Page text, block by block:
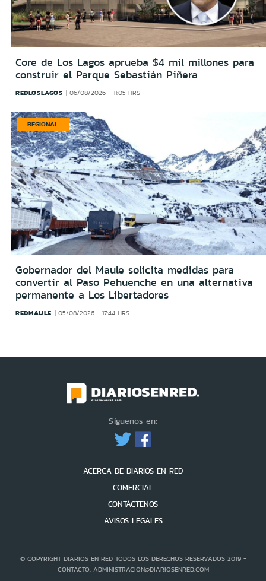
Core de Los Lagos aprueba $4 mil millones para
construir el Parque Sebastián Piñera
REDLOSLAGOS 06/08/2026 - 11:05 HRS
REGIONAL
Gobernador del Maule solicita medidas para
convertir al Paso Pehuenche en una alternativa
permanente a Los Libertadores
REDMAULE 05/08/2026 - 17:44 HRS
Síguenos en:
ACERCA DE DIARIOS EN RED
COMERCIAL
CONTÁCTENOS
AVISOS LEGALES
© COPYRIGHT DIARIOS EN RED TODOS LOS DERECHOS RESERVADOS 2019 -
CONTACTO: ADMINISTRACION@DIARIOSENRED.COM